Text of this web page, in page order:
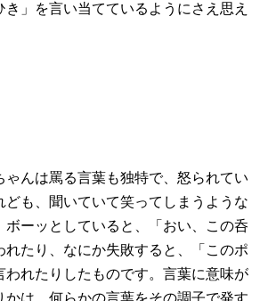
き」を言い当てているようにさえ思え
ゃんは罵る言葉も独特で、怒られてい
ども、聞いていて笑ってしまうような
ボーッとしていると、「おい、この呑
れたり、なにか失敗すると、「このポ
われたりしたものです。言葉に意味が
かは、何らかの言葉をその調子で発す